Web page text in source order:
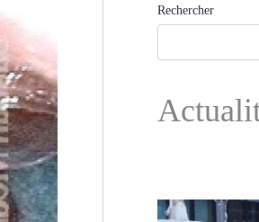
Rechercher